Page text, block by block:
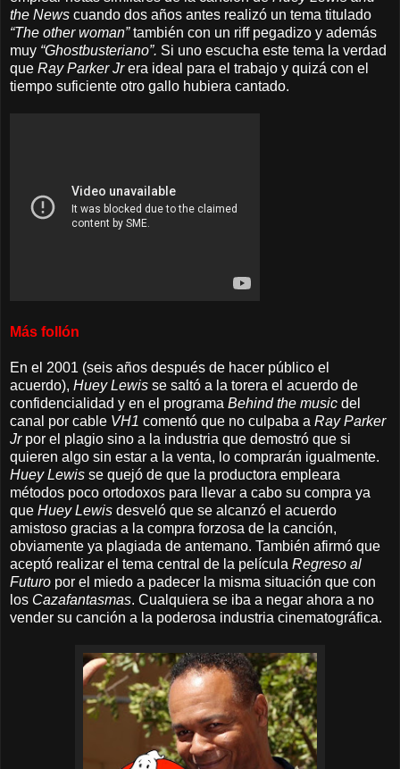
the News cuando dos años antes realizó un tema titulado
“The other woman”también con un riff pegadizo y además
muy “Ghostbusteriano”. Si uno escucha este tema la verdad
que Ray Parker Jrera ideal para el trabajo y quizá con el
tiempo suficiente otro gallo hubiera cantado.
Más follón
En el 2001 (seis años después de hacer público el
acuerdo), Huey Lewis se saltó a la torera el acuerdo de
confidencialidad y en el programa Behind the music del
canal por cable VH1 comentó que no culpaba a Ray Parker
Jrpor el plagio sino a la industria que demostró que si
quieren algo sin estar a la venta, lo comprarán igualmente.
Huey Lewis se quejó de que la productora empleara
métodos poco ortodoxos para llevar a cabo su compra ya
que Huey Lewis desveló que se alcanzó el acuerdo
amistoso gracias a la compra forzosa de la canción,
obviamente ya plagiada de antemano. También afirmó que
aceptó realizar el tema central de la película Regreso al
Futuro por el miedo a padecer la misma situación que con
los Cazafantasmas. Cualquiera se iba a negar ahora a no
vender su canción a la poderosa industria cinematográfica.